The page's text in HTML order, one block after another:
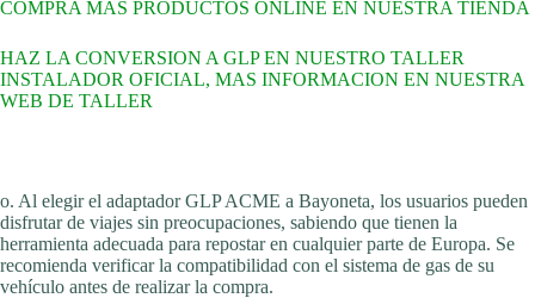
COMPRA MAS PRODUCTOS ONLINE EN NUESTRA TIENDA
HAZ LA CONVERSION A GLP EN NUESTRO TALLER
INSTALADOR OFICIAL, MAS INFORMACION EN NUESTRA
WEB DE TALLER
o. Al elegir el adaptador GLP ACME a Bayoneta, los usuarios pueden
disfrutar de viajes sin preocupaciones, sabiendo que tienen la
herramienta adecuada para repostar en cualquier parte de Europa. Se
recomienda verificar la compatibilidad con el sistema de gas de su
vehículo antes de realizar la compra.